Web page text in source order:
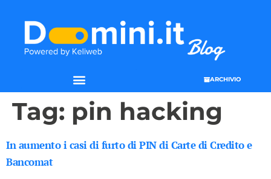
ARCHIVIO
Tag: pin hacking
In aumento i casi di furto di PIN di Carte di Credito e
Bancomat